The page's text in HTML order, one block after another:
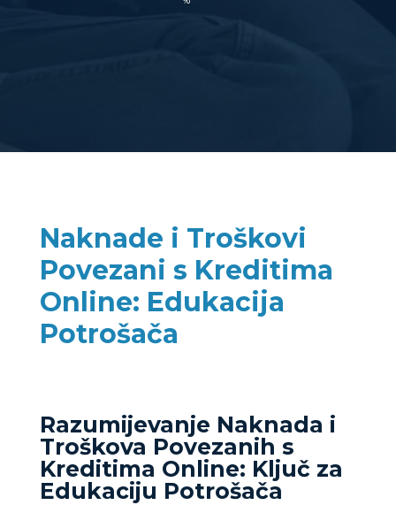
Naknade i Troškovi
Povezani s Kreditima
Online: Edukacija
Potrošača
Razumijevanje Naknada i
Troškova Povezanih s
Kreditima Online: Ključ za
Edukaciju Potrošača